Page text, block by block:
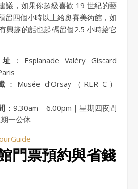
議，如果你超級喜歡 19 世紀的藝
留四個小時以上給奧賽美術館，如
興趣的話也起碼留個2.5 小時給它
：Esplanade Valéry Giscard
：Musée d’Orsay（RER C）
：9.30am – 6.00pm｜星期四夜間
一公休
門票預約與省錢